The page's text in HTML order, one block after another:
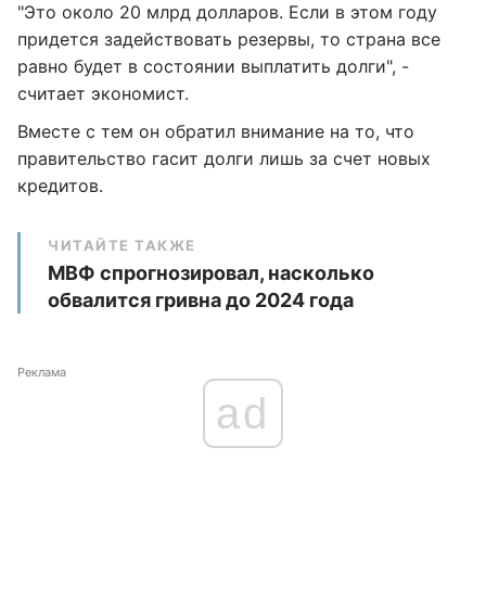
"Это около 20 млрд долларов. Если в этом году
придется задействовать резервы, то страна все
равно будет в состоянии выплатить долги", -
считает экономист.
Вместе с тем он обратил внимание на то, что
правительство гасит долги лишь за счет новых
кредитов.
ЧИТАЙТЕ ТАКЖЕ
МВФ спрогнозировал, насколько
обвалится гривна до 2024 года
Реклама
ad